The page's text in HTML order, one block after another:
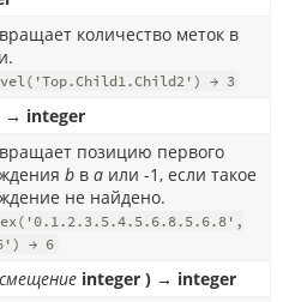
количество меток в
→ 3
→ integer
позицию первого
b в a или -1, если такое
не найдено.
→ 6
смещение integer ) → integer